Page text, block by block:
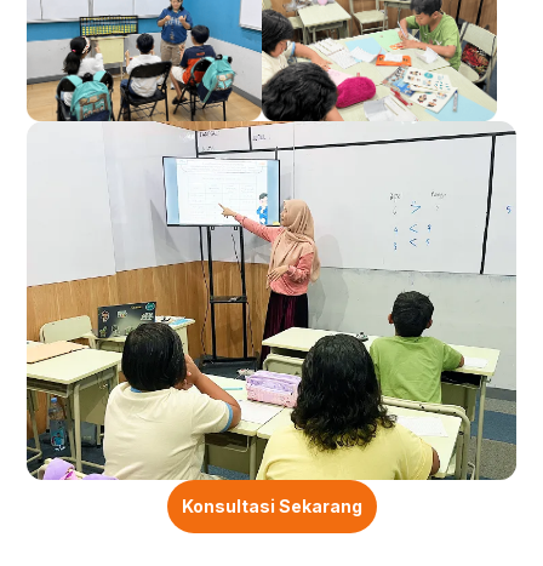
Konsultasi Sekarang